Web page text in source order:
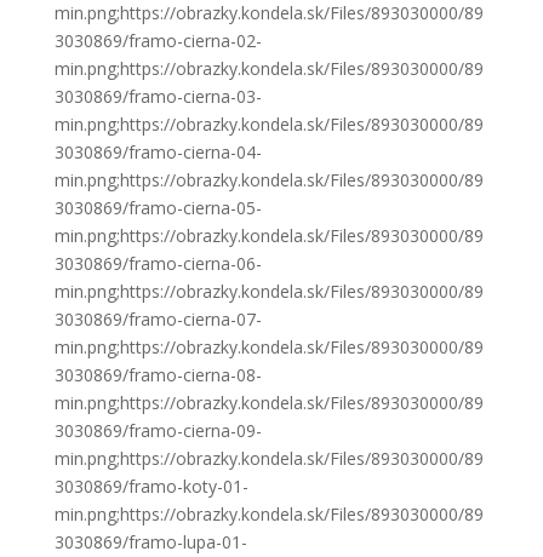
min.png;https://obrazky.kondela.sk/Files/893030000/89
3030869/framo-cierna-02-
min.png;https://obrazky.kondela.sk/Files/893030000/89
3030869/framo-cierna-03-
min.png;https://obrazky.kondela.sk/Files/893030000/89
3030869/framo-cierna-04-
min.png;https://obrazky.kondela.sk/Files/893030000/89
3030869/framo-cierna-05-
min.png;https://obrazky.kondela.sk/Files/893030000/89
3030869/framo-cierna-06-
min.png;https://obrazky.kondela.sk/Files/893030000/89
3030869/framo-cierna-07-
min.png;https://obrazky.kondela.sk/Files/893030000/89
3030869/framo-cierna-08-
min.png;https://obrazky.kondela.sk/Files/893030000/89
3030869/framo-cierna-09-
min.png;https://obrazky.kondela.sk/Files/893030000/89
3030869/framo-koty-01-
min.png;https://obrazky.kondela.sk/Files/893030000/89
3030869/framo-lupa-01-